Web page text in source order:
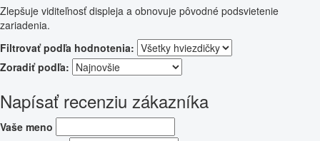
Zlepšuje viditeľnosť displeja a obnovuje pôvodné podsvietenie
zariadenia.
Filtrovať podľa hodnotenia:
Zoradiť podľa:
Napísať recenziu zákazníka
Vaše meno